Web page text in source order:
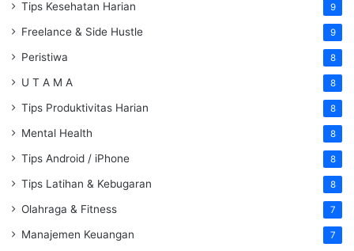
Tips Kesehatan Harian 9
Freelance & Side Hustle 9
Peristiwa 8
U T A M A 8
Tips Produktivitas Harian 8
Mental Health 8
Tips Android / iPhone 8
Tips Latihan & Kebugaran 8
Olahraga & Fitness 7
Manajemen Keuangan 7